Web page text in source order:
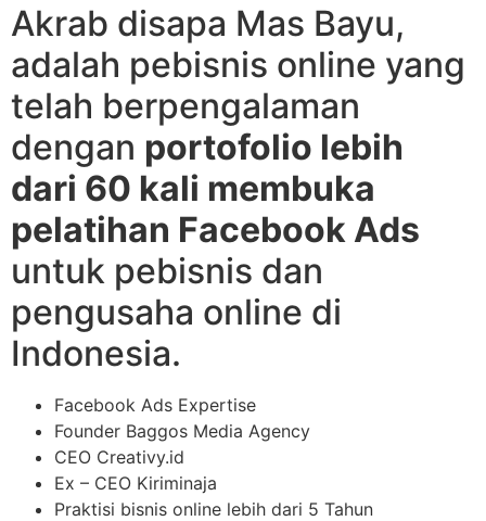
Akrab disapa Mas Bayu,
adalah pebisnis online yang
telah berpengalaman
dengan portofolio lebih
dari 60 kali membuka
pelatihan Facebook Ads
untuk pebisnis dan
pengusaha online di
Indonesia.
Facebook Ads Expertise
Founder Baggos Media Agency
CEO Creativy.id
Ex – CEO Kiriminaja
Praktisi bisnis online lebih dari 5 Tahun​